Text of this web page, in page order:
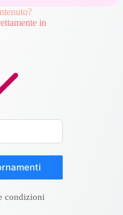
in
condizioni